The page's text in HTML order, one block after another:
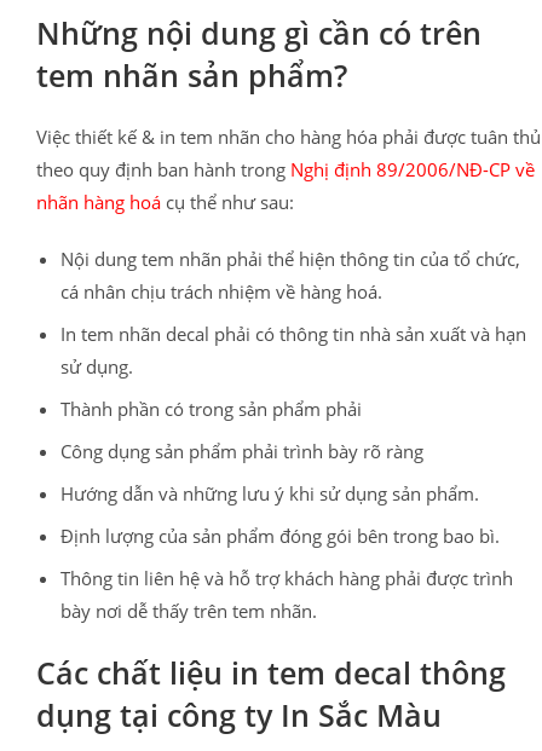
Những nội dung gì cần có trên
tem nhãn sản phẩm?
Việc thiết kế & in tem nhãn cho hàng hóa phải được tuân thủ
theo quy định ban hành trong Nghị định 89/2006/NĐ-CP về
nhãn hàng hoá cụ thể như sau:
Nội dung tem nhãn phải thể hiện thông tin của tổ chức,
cá nhân chịu trách nhiệm về hàng hoá.
In tem nhãn decal phải có thông tin nhà sản xuất và hạn
sử dụng.
Thành phần có trong sản phẩm phải
Công dụng sản phẩm phải trình bày rõ ràng
Hướng dẫn và những lưu ý khi sử dụng sản phẩm.
Định lượng của sản phẩm đóng gói bên trong bao bì.
Thông tin liên hệ và hỗ trợ khách hàng phải được trình
bày nơi dễ thấy trên tem nhãn.
Các chất liệu in tem decal thông
dụng tại công ty In Sắc Màu